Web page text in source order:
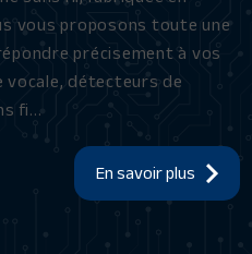
vous proposons toute une
précisement à vos
détecteurs de
fi...
En savoir plus